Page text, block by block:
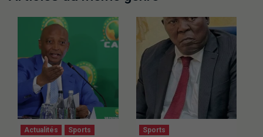
Actualités Sports Sports